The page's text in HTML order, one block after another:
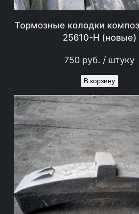
Тормозные колодки
25610-Н (новые)
750 руб. / штуку
В корзину